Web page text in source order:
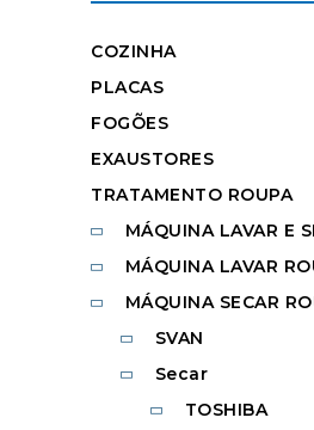
COZINHA
PLACAS
FOGÕES
EXAUSTORES
TRATAMENTO ROUPA
MÁQUINA LAVAR E
MÁQUINA LAVAR
MÁQUINA SECAR
SVAN
Secar
TOSHIBA